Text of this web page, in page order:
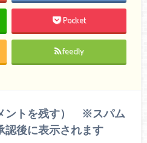
Pocket
feedly
ントを残す） ※スパム
認後に表示されます